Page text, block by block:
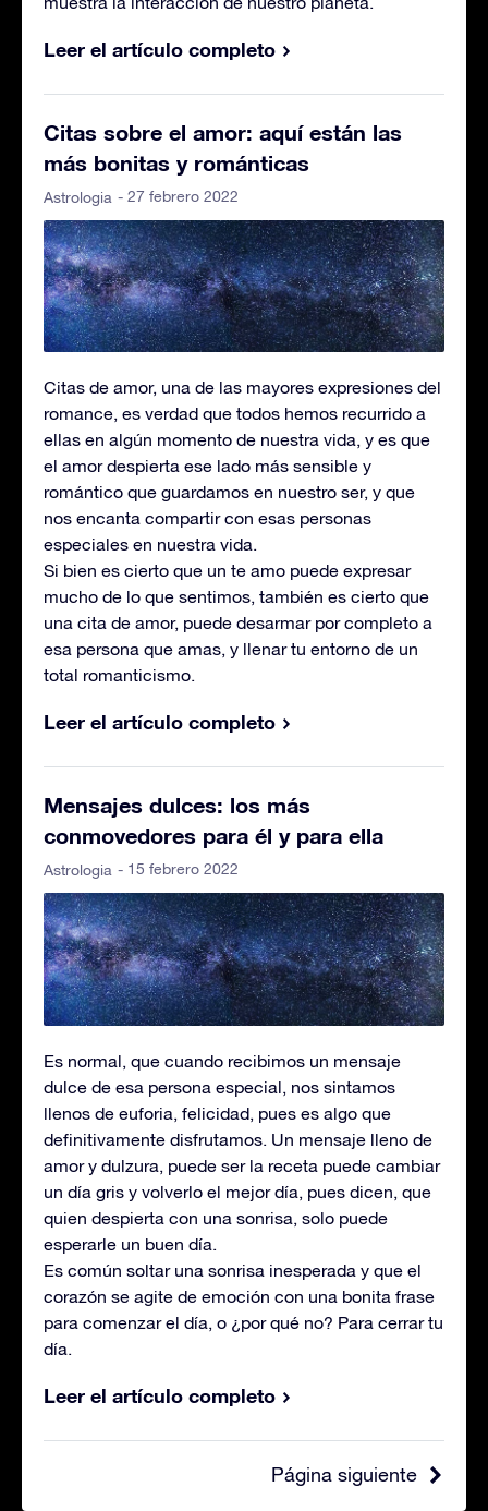
Leer el artículo completo
Citas sobre el amor: aquí están las
más bonitas y románticas
Astrologia - 27 febrero 2022
Citas de amor, una de las mayores expresiones del
romance, es verdad que todos hemos recurrido a
ellas en algún momento de nuestra vida, y es que
el amor despierta ese lado más sensible y
romántico que guardamos en nuestro ser, y que
nos encanta compartir con esas personas
especiales en nuestra vida.
Si bien es cierto que un te amo puede expresar
mucho de lo que sentimos, también es cierto que
una cita de amor, puede desarmar por completo a
esa persona que amas, y llenar tu entorno de un
total romanticismo.
Leer el artículo completo
Mensajes dulces: los más
conmovedores para él y para ella
Astrologia - 15 febrero 2022
Es normal, que cuando recibimos un mensaje
dulce de esa persona especial, nos sintamos
llenos de euforia, felicidad, pues es algo que
definitivamente disfrutamos. Un mensaje lleno de
amor y dulzura, puede ser la receta puede cambiar
un día gris y volverlo el mejor día, pues dicen, que
quien despierta con una sonrisa, solo puede
esperarle un buen día.
Es común soltar una sonrisa inesperada y que el
corazón se agite de emoción con una bonita frase
para comenzar el día, o ¿por qué no? Para cerrar tu
día.
Leer el artículo completo
Página siguiente